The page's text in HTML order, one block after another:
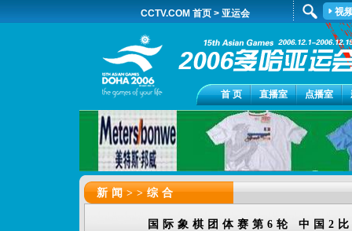
CCTV.COM 首页 > 亚运会 视
首 页 直播室 点播室
新闻>>综合
国际象棋团体赛第6轮 中国2